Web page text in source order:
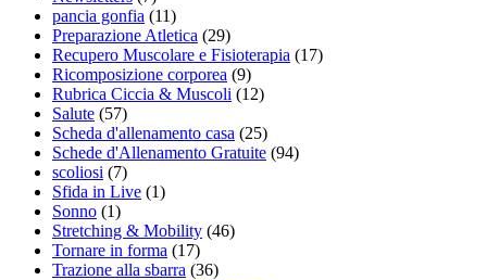
pancia gonfia (11)
Preparazione Atletica (29)
Recupero Muscolare e Fisioterapia (17)
Ricomposizione corporea (9)
Rubrica Ciccia & Muscoli (12)
Salute (57)
Scheda d'allenamento casa (25)
Schede d'Allenamento Gratuite (94)
scoliosi (7)
Sfida in Live (1)
Sonno (1)
Stretching & Mobility (46)
Tornare in forma (17)
Trazione alla sbarra (36)